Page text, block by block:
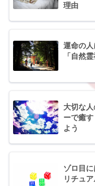
理由
運命の
「自然
大切な
ーで癒
よう
ゾロ目
リチュ